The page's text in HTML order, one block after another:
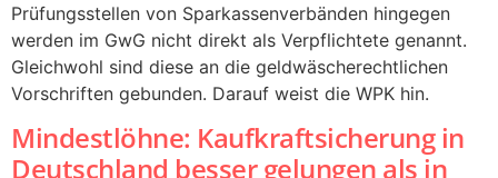
Prüfungsstellen von Sparkassenverbänden hingegen
werden im GwG nicht direkt als Verpflichtete genannt.
Gleichwohl sind diese an die geldwäscherechtlichen
Vorschriften gebunden. Darauf weist die WPK hin.
Mindestlöhne: Kaufkraftsicherung in
Deutschland besser gelungen als in